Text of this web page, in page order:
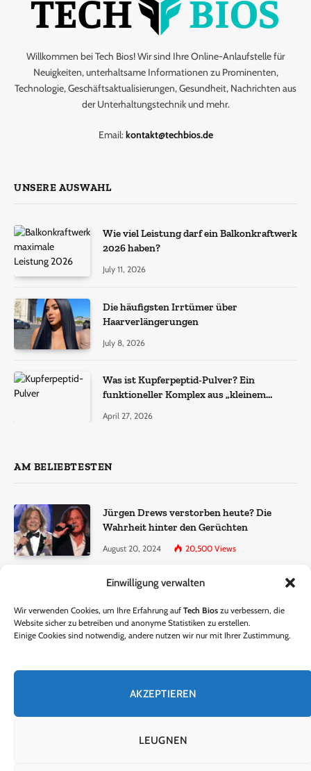
Einwilligung verwalten
Wir verwenden Cookies, um Ihre Erfahrung auf Tech Bios zu verbessern, die
Website sicher zu betreiben und anonyme Statistiken zu erstellen.
Einige Cookies sind notwendig, andere nutzen wir nur mit Ihrer Zustimmung.
AKZEPTIEREN
LEUGNEN
Willkommen bei Tech Bios! Wir sind Ihre Online-Anlaufstelle für
Neuigkeiten, unterhaltsame Informationen zu Prominenten,
Technologie, Geschäftsaktualisierungen, Gesundheit, Nachrichten aus
der Unterhaltungstechnik und mehr.
Email:kontakt@techbios.de
UNSERE AUSWAHL
Wie viel Leistung darf ein Balkonkraftwerk
2026 haben?
July 11, 2026
Die häufigsten Irrtümer über
Haarverlängerungen
July 8, 2026
Was ist Kupferpeptid-Pulver? Ein
funktioneller Komplex aus „kleinem
April 27, 2026
AM BELIEBTESTEN
Jürgen Drews verstorben heute? Die
Wahrheit hinter den Gerüchten
August 20, 2024 20,500 Views
Ralf Dammasch Traueranzeige:
June 26, 2024 13,286Views
hinter den Gerüchten
October 5, 2024 9,301